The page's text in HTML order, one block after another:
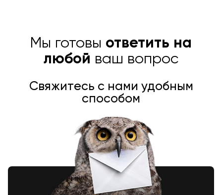
Мы готовы ответить на
любой ваш вопрос
Свяжитесь с нами удобным
способом